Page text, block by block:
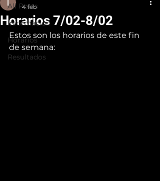
All Posts
Informacion
Horarios
Resultados
Horarios 7/02-8/02
4 feb
Estos son los horarios de este fin
de semana: